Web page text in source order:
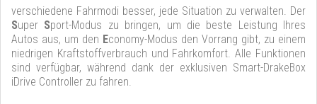
verschiedene Fahrmodi besser, jede Situation zu verwalten. Der
Super Sport-Modus zu bringen, um die beste Leistung Ihres
Autos aus, um den Economy-Modus den Vorrang gibt, zu einem
niedrigen Kraftstoffverbrauch und Fahrkomfort. Alle Funktionen
sind verfügbar, während dank der exklusiven Smart-DrakeBox
iDrive Controller zu fahren.